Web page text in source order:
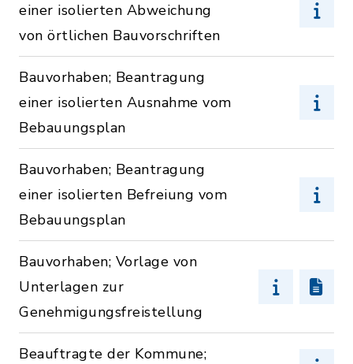
einer isolierten Abweichung
von örtlichen Bauvorschriften
Bauvorhaben; Beantragung
einer isolierten Ausnahme vom
Bebauungsplan
Bauvorhaben; Beantragung
einer isolierten Befreiung vom
Bebauungsplan
Bauvorhaben; Vorlage von
Unterlagen zur
Genehmigungsfreistellung
Beauftragte der Kommune;